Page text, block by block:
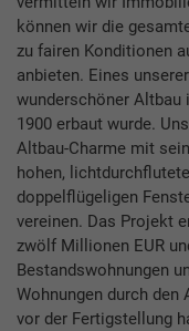
können wir die
zu fairen Konditionen
anbieten. Eines
wunderschöner Altbau
1900 erbaut wurde.
Altbau-Charme mit
hohen,
doppelflügeligen
vereinen. Das Projekt
zwölf Millionen EUR
Bestandswohnungen
Wohnungen durch den
vor der Fertigstellung